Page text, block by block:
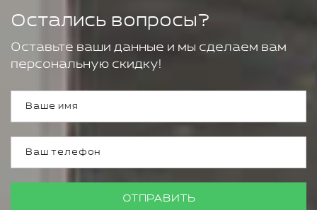
Остались вопросы?
Оставьте ваши данные и мы сделаем вам
персональную скидку!
ОТПРАВИТЬ